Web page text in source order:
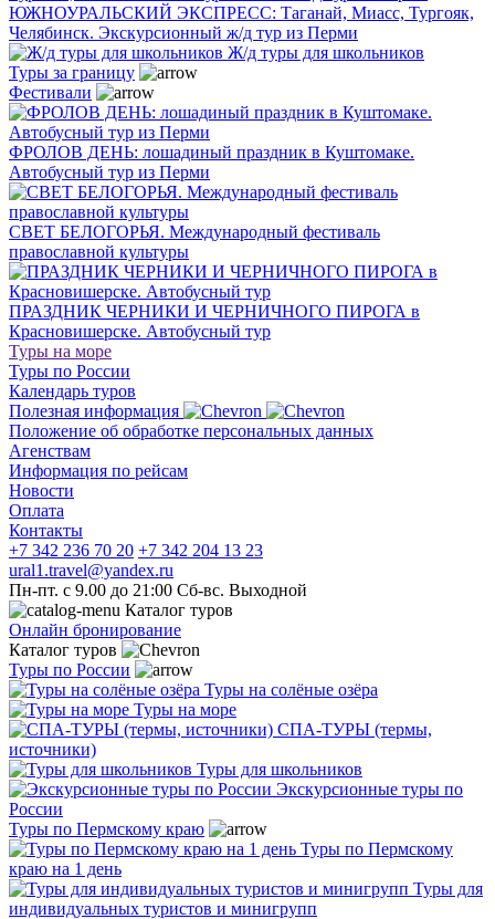
ЮЖНОУРАЛЬСКИЙ ЭКСПРЕСС: Таганай, Миасс, Тургояк,
Челябинск. Экскурсионный ж/д тур из Перми
Ж/д туры для школьников
Туры за границу
Фестивали
ФРОЛОВ ДЕНЬ: лошадиный праздник в Куштомаке.
Автобусный тур из Перми
СВЕТ БЕЛОГОРЬЯ. Международный фестиваль
православной культуры
ПРАЗДНИК ЧЕРНИКИ И ЧЕРНИЧНОГО ПИРОГА в
Красновишерске. Автобусный тур
Туры на море
Туры по России
Календарь туров
Полезная информация
Положение об обработке персональных данных
Агенствам
Информация по рейсам
Новости
Оплата
Контакты
+7 342 236 70 20 +7 342 204 13 23
ural1.travel@yandex.ru
Пн-пт. с 9.00 до 21:00 Сб-вс. Выходной
Каталог туров
Онлайн бронирование
Каталог туров
Туры по России
Туры на солёные озёра
Туры на море
СПА-ТУРЫ (термы,
источники)
Туры для школьников
Экскурсионные туры по
России
Туры по Пермскому краю
Туры по Пермскому
краю на 1 день
Туры для
индивидуальных туристов и минигрупп